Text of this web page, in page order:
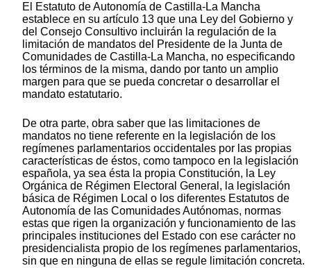
El Estatuto de Autonomía de Castilla-La Mancha
establece en su artículo 13 que una Ley del Gobierno y
del Consejo Consultivo incluirán la regulación de la
limitación de mandatos del Presidente de la Junta de
Comunidades de Castilla-La Mancha, no especificando
los términos de la misma, dando por tanto un amplio
margen para que se pueda concretar o desarrollar el
mandato estatutario.
De otra parte, obra saber que las limitaciones de
mandatos no tiene referente en la legislación de los
regímenes parlamentarios occidentales por las propias
características de éstos, como tampoco en la legislación
española, ya sea ésta la propia Constitución, la Ley
Orgánica de Régimen Electoral General, la legislación
básica de Régimen Local o los diferentes Estatutos de
Autonomía de las Comunidades Autónomas, normas
estas que rigen la organización y funcionamiento de las
principales instituciones del Estado con ese carácter no
presidencialista propio de los regímenes parlamentarios,
sin que en ninguna de ellas se regule limitación concreta.